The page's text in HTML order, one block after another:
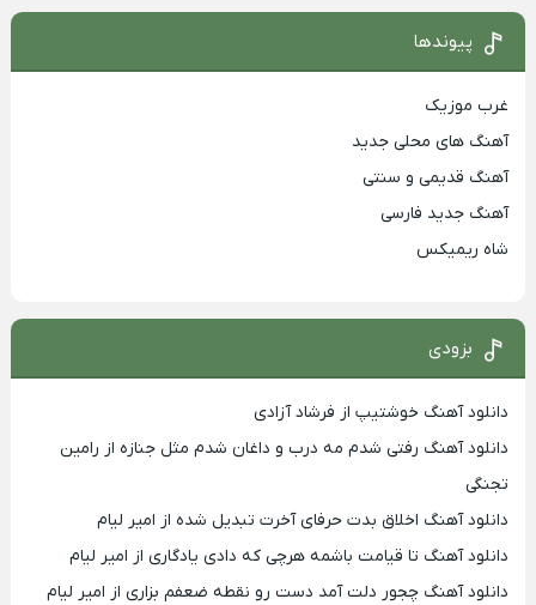
پیوندها
غرب موزیک
آهنگ های محلی جدید
آهنگ قدیمی و سنتی
آهنگ جدید فارسی
شاه ریمیکس
بزودی
دانلود آهنگ خوشتیپ از فرشاد آزادی
دانلود آهنگ رفتی شدم مه درب و داغان شدم مثل جنازه از رامین
تجنگی
دانلود آهنگ اخلاق بدت حرفای آخرت تبدیل شده از امیر لیام
دانلود آهنگ تا قیامت باشمه هرچی که دادی یادگاری از امیر لیام
دانلود آهنگ چجور دلت آمد دست رو نقطه ضعفم بزاری از امیر لیام